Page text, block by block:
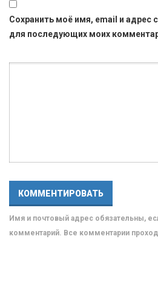
Сохранить моё имя, email и адрес
для последующих моих
Имя и почтовый адрес обязательны,
комментарий. Все комментарии